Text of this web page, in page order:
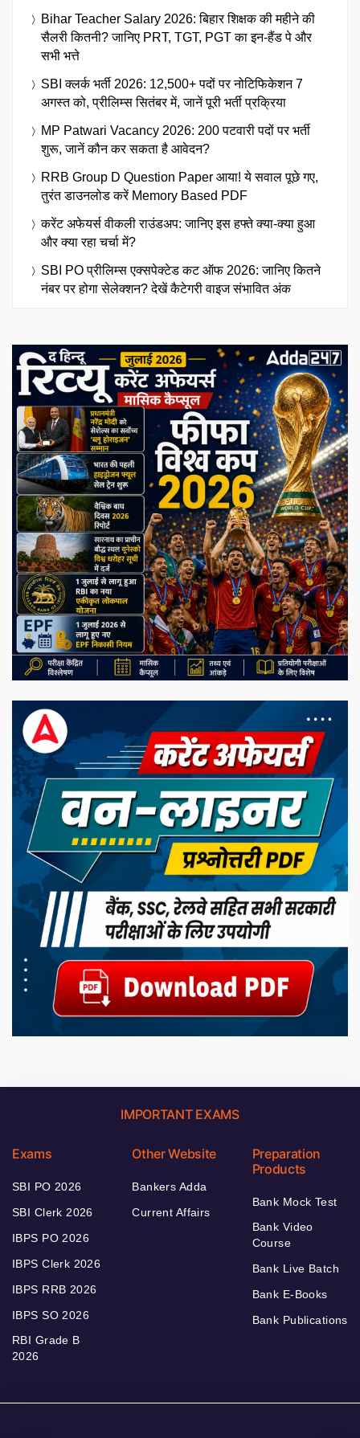
Bihar Teacher Salary 2026: बिहार शिक्षक की महीने की
सैलरी कितनी? जानिए PRT, TGT, PGT का इन-हैंड पे और
सभी भत्ते
SBI क्लर्क भर्ती 2026: 12,500+ पदों पर नोटिफिकेशन 7
अगस्त को, प्रीलिम्स सितंबर में, जानें पूरी भर्ती प्रक्रिया
MP Patwari Vacancy 2026: 200 पटवारी पदों पर भर्ती
शुरू, जानें कौन कर सकता है आवेदन?
RRB Group D Question Paper आया! ये सवाल पूछे गए,
तुरंत डाउनलोड करें Memory Based PDF
करेंट अफेयर्स वीकली राउंडअप: जानिए इस हफ्ते क्या-क्या हुआ
और क्या रहा चर्चा में?
SBI PO प्रीलिम्स एक्सपेक्टेड कट ऑफ 2026: जानिए कितने
नंबर पर होगा सेलेक्शन? देखें कैटेगरी वाइज संभावित अंक
IMPORTANT EXAMS
Exams
SBI PO 2026
SBI Clerk 2026
IBPS PO 2026
IBPS Clerk 2026
IBPS RRB 2026
IBPS SO 2026
RBI Grade B
2026
Other Website
Bankers Adda
Current Affairs
Preparation
Products
Bank Mock Test
Bank Video
Course
Bank Live Batch
Bank E-Books
Bank Publications